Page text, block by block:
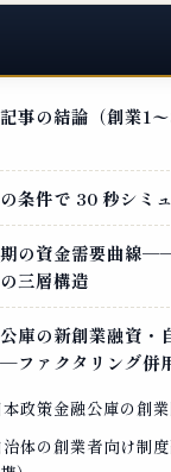
事の結論（創業1
条件で 30 秒シミ
の資金需要曲線
三層構造
庫の新創業融資・
ファクタリング併
政策金融公庫の創
体の創業者向け制